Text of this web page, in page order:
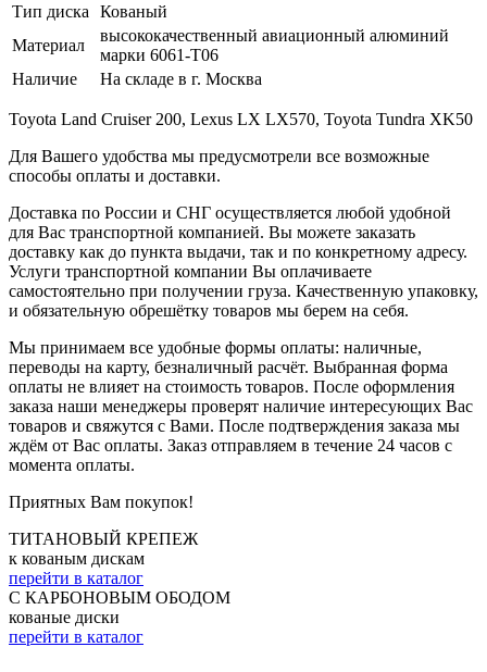
Тип диска
Кованый
Материал
высококачественный авиационный алюминий
марки 6061-T06
Наличие
На складе в г. Москва
Toyota Land Cruiser 200, Lexus LX LX570, Toyota Tundra XK50
Для Вашего удобства мы предусмотрели все возможные
способы оплаты и доставки.
Доставка по России и СНГ осуществляется любой удобной
для Вас транспортной компанией. Вы можете заказать
доставку как до пункта выдачи, так и по конкретному адресу.
Услуги транспортной компании Вы оплачиваете
самостоятельно при получении груза. Качественную упаковку,
и обязательную обрешётку товаров мы берем на себя.
Мы принимаем все удобные формы оплаты: наличные,
переводы на карту, безналичный расчёт. Выбранная форма
оплаты не влияет на стоимость товаров. После оформления
заказа наши менеджеры проверят наличие интересующих Вас
товаров и свяжутся с Вами. После подтверждения заказа мы
ждём от Вас оплаты. Заказ отправляем в течение 24 часов с
момента оплаты.
Приятных Вам покупок!
ТИТАНОВЫЙ КРЕПЕЖ
к кованым дискам
перейти в каталог
С КАРБОНОВЫМ ОБОДОМ
кованые диски
перейти в каталог